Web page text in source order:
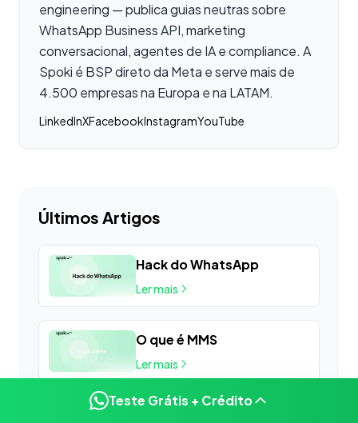
engineering — publica guias neutras sobre
WhatsApp Business API, marketing
conversacional, agentes de IA e compliance. A
Spoki é BSP direto da Meta e serve mais de
4.500 empresas na Europa e na LATAM.
LinkedInXFacebookInstagramYouTube
Últimos Artigos
Hack do WhatsApp
Ler mais
O que é MMS
Ler mais
Teste Grátis + Crédito